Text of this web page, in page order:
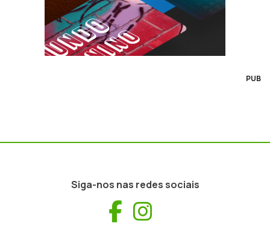
PUB
Siga-nos nas redes sociais
Facebook